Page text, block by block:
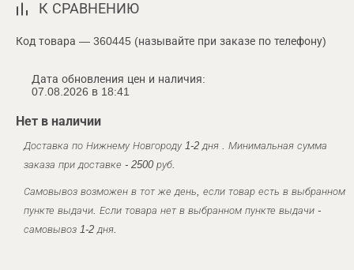
К СРАВНЕНИЮ
Код товара — 360445 (называйте при заказе по телефону)
Дата обновления цен и наличия:
07.08.2026 в 18:41
Нет в наличии
Доставка по Нижнему Новгороду 1-2 дня . Минимальная сумма
заказа при доставке - 2500 руб.
Самовывоз возможен в тот же день, если товар есть в выбранном
пункте выдачи. Если товара нет в выбранном пункте выдачи -
самовывоз 1-2 дня.